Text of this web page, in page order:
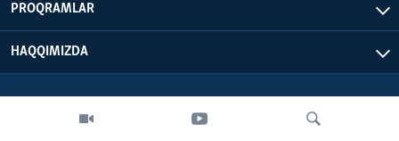
PROQRAMLAR
HAQQIMIZDA